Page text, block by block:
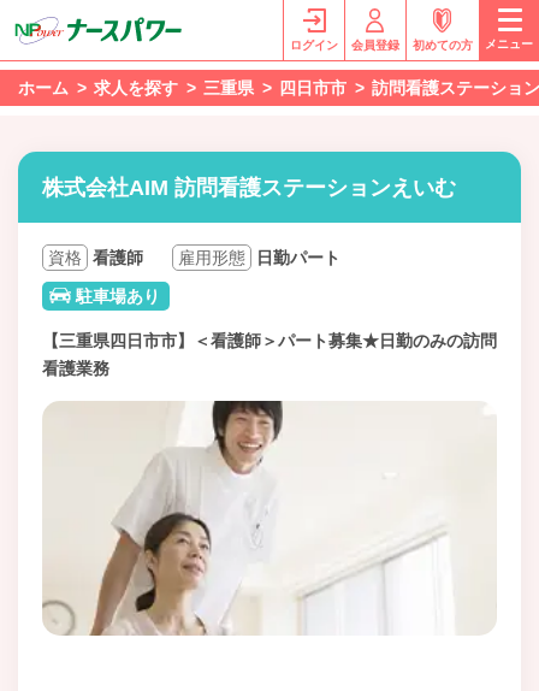
ログイン 会員登録 初めての方 メニュー
ホーム 求人を探す 三重県 四日市市 訪問看護ステーショ
株式会社AIM 訪問看護ステーションえいむ
資格 看護師 雇用形態
日勤パート
駐車場あり
【三重県四日市市】＜看護師＞パート募集★日勤のみの訪問
看護業務